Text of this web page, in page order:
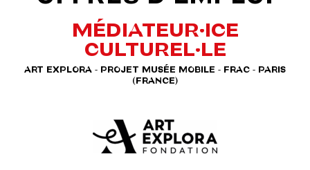
MÉDIATEUR·ICE
CULTUREL·LE
ART EXPLORA - PROJET MUSÉE MOBILE - FRAC - PARIS
(FRANCE)